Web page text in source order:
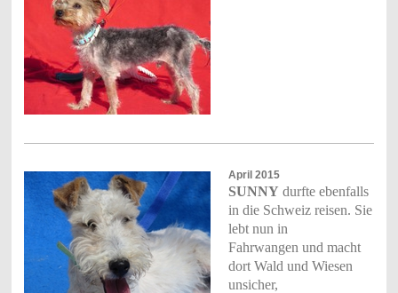
April 2015
SUNNY durfte ebenfalls
in die Schweiz reisen. Sie
lebt nun in
Fahrwangen und macht
dort Wald und Wiesen
unsicher,